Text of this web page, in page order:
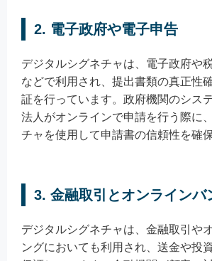
2. 電子政府や電子申告
デジタルシグネチャは、電子政府や
などで利用され、提出書類の真正性
証を行っています。政府機関のシス
法人がオンラインで申請を行う際に
チャを使用して申請書の信頼性を確
3. 金融取引とオンラインバ
デジタルシグネチャは、金融取引や
ングにおいても利用され、送金や投